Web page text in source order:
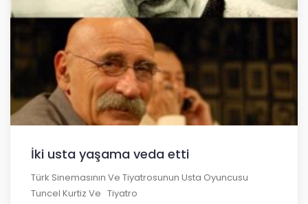
İki usta yaşama veda etti
Türk Sinemasının Ve Tiyatrosunun Usta Oyuncusu
Tuncel Kurtiz Ve Tiyatro